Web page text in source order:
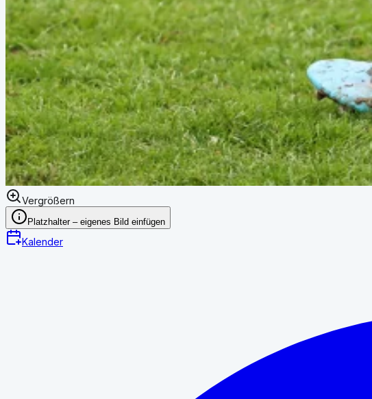
Vergrößern
Platzhalter – eigenes Bild einfügen
Kalender